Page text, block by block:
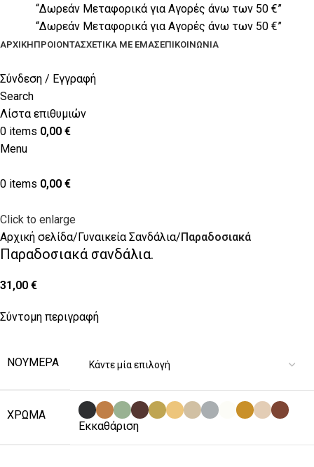
“Δωρεάν Μεταφορικά για Αγορές άνω των 50 €”
“Δωρεάν Μεταφορικά για Αγορές άνω των 50 €”
ΑΡΧΙΚΉΠΡΟΙΟΝΤΑΣΧΕΤΙΚΆ ΜΕ ΕΜΆΣΕΠΙΚΟΙΝΩΝΊΑ
Σύνδεση / Εγγραφή
Search
Λίστα επιθυμιών
0 items 0,00 €
Menu
0 items 0,00 €
Click to enlarge
Αρχική σελίδα Γυναικεία Σανδάλια Παραδοσιακά
Παραδοσιακά σανδάλια.
31,00 €
Σύντομη περιγραφή
ΝΟΎΜΕΡΑ
ΧΡΏΜΑ
Εκκαθάριση